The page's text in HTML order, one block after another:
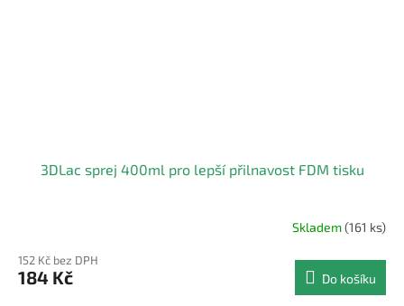
3DLac sprej 400ml pro lepší přilnavost FDM tisku
produktu
je
Skladem(161 ks)
152 Kč bez DPH
184 Kč Do košíku